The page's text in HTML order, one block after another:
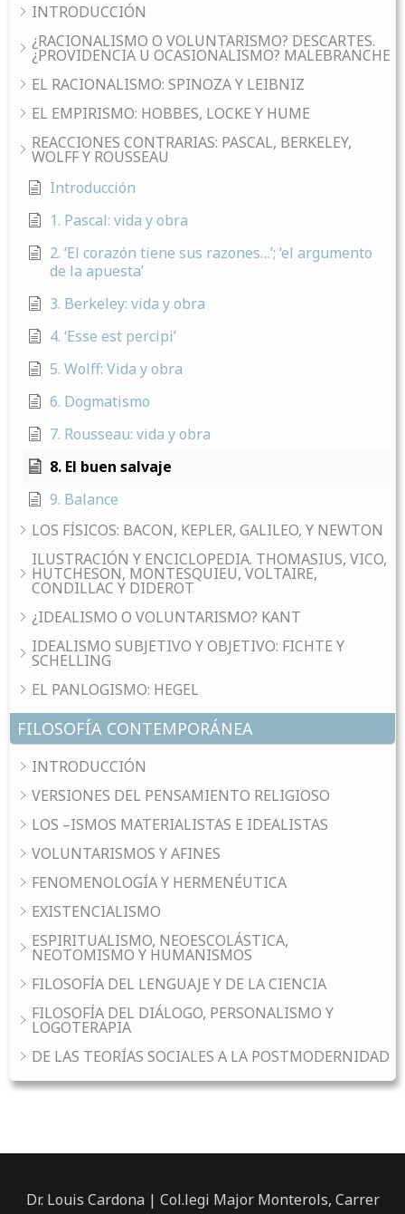
INTRODUCCIÓN
¿RACIONALISMO O VOLUNTARISMO? DESCARTES.
¿PROVIDENCIA U OCASIONALISMO? MALEBRANCHE
EL RACIONALISMO: SPINOZA Y LEIBNIZ
EL EMPIRISMO: HOBBES, LOCKE Y HUME
REACCIONES CONTRARIAS: PASCAL, BERKELEY,
WOLFF Y ROUSSEAU
Introducción
1. Pascal: vida y obra
2. ‘El corazón tiene sus razones…’; ‘el argumento
de la apuesta’
3. Berkeley: vida y obra
4. ‘Esse est percipi’
5. Wolff: Vida y obra
6. Dogmatismo
7. Rousseau: vida y obra
8. El buen salvaje
9. Balance
LOS FÍSICOS: BACON, KEPLER, GALILEO, Y NEWTON
ILUSTRACIÓN Y ENCICLOPEDIA. THOMASIUS, VICO,
HUTCHESON, MONTESQUIEU, VOLTAIRE,
CONDILLAC Y DIDEROT
¿IDEALISMO O VOLUNTARISMO? KANT
IDEALISMO SUBJETIVO Y OBJETIVO: FICHTE Y
SCHELLING
EL PANLOGISMO: HEGEL
FILOSOFÍA CONTEMPORÁNEA
INTRODUCCIÓN
VERSIONES DEL PENSAMIENTO RELIGIOSO
LOS –ISMOS MATERIALISTAS E IDEALISTAS
VOLUNTARISMOS Y AFINES
FENOMENOLOGÍA Y HERMENÉUTICA
EXISTENCIALISMO
ESPIRITUALISMO, NEOESCOLÁSTICA,
NEOTOMISMO Y HUMANISMOS
FILOSOFÍA DEL LENGUAJE Y DE LA CIENCIA
FILOSOFÍA DEL DIÁLOGO, PERSONALISMO Y
LOGOTERAPIA
DE LAS TEORÍAS SOCIALES A LA POSTMODERNIDAD
Dr. Louis Cardona | Col.legi Major Monterols, Carrer